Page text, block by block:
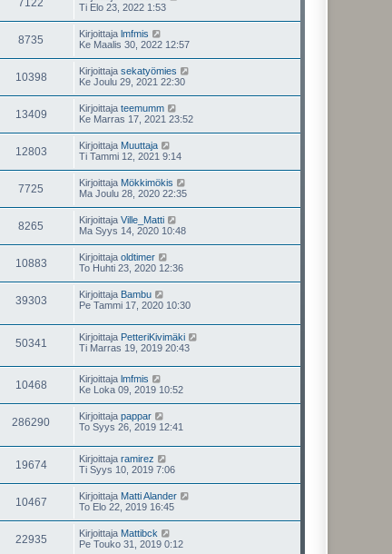
7122
Ti Elo 23, 2022 1:53
8735 Kirjoittaja lmfmis
Ke Maalis 30, 2022 12:57
10398 Kirjoittaja sekatyömies
Ke Joulu 29, 2021 22:30
13409 Kirjoittaja teemumm
Ke Marras 17, 2021 23:52
12803 Kirjoittaja Muuttaja
Ti Tammi 12, 2021 9:14
7725 Kirjoittaja Mökkimökis
Ma Joulu 28, 2020 22:35
8265 Kirjoittaja Ville_Matti
Ma Syys 14, 2020 10:48
10883 Kirjoittaja oldtimer
To Huhti 23, 2020 12:36
39303 Kirjoittaja Bambu
Pe Tammi 17, 2020 10:30
50341 Kirjoittaja PetteriKivimäki
Ti Marras 19, 2019 20:43
10468 Kirjoittaja lmfmis
Ke Loka 09, 2019 10:52
286290 Kirjoittaja pappar
To Syys 26, 2019 12:41
19674 Kirjoittaja ramirez
Ti Syys 10, 2019 7:06
10467 Kirjoittaja Matti Alander
To Elo 22, 2019 16:45
22935 Kirjoittaja Mattibck
Pe Touko 31, 2019 0:12